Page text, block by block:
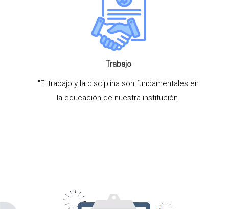
Trabajo
"El trabajo y la disciplina son fundamentales en
la educación de nuestra institución"